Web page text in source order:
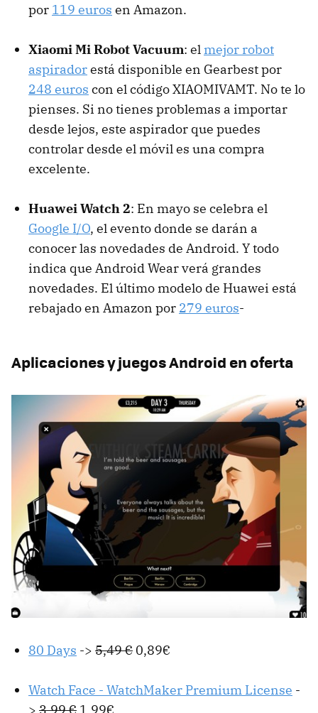
por 119 euros en Amazon.
Xiaomi Mi Robot Vacuum: el mejor robot
aspiradorestá disponible en Gearbest por
248 euros con el código XIAOMIVAMT. No te lo
pienses. Si no tienes problemas a importar
desde lejos, este aspirador que puedes
controlar desde el móvil es una compra
excelente.
Huawei Watch 2: En mayo se celebra el
Google I/O, el evento donde se darán a
conocer las novedades de Android. Y todo
indica que Android Wear verá grandes
novedades. El último modelo de Huawei está
rebajado en Amazon por 279 euros-
Aplicaciones y juegos Android en oferta
80 Days -> 5,49 € 0,89€
Watch Face - WatchMaker Premium License -